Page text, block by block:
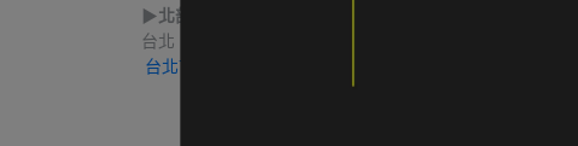
▶︎北部
台北｜
台北市大安區新生南路三段94巷5號
營業時間 Mon. - Sat. 12:30 - 21:30